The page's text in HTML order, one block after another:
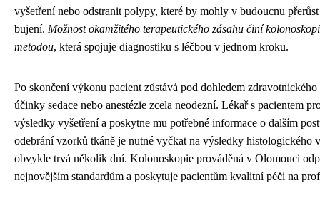
vyšetření nebo odstranit polypy, které by mohly v budoucnu
bujení. Možnost okamžitého terapeutického zásahu činí
metodou, která spojuje diagnostiku s léčbou v jednom kroku.
Po skončení výkonu pacient zůstává pod dohledem
účinky sedace nebo anestézie zcela neodezní. Lékař s pacientem
výsledky vyšetření a poskytne mu potřebné informace o dalším
odebrání vzorků tkáně je nutné vyčkat na výsledky histologického
obvykle trvá několik dní. Kolonoskopie prováděná v Olomouci
nejnovějším standardům a poskytuje pacientům kvalitní péči na